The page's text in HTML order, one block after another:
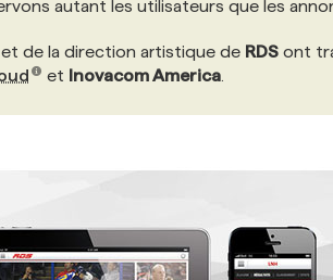
autant les utilisateurs que les
et de la direction artistique de RDS ont
et Inovacom America.